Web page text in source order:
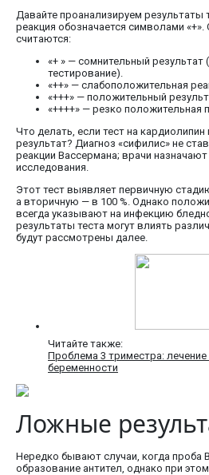
Давайте проанализируем результаты
реакция обозначается символами
считаются:
«+ » — сомнительный
тестирование).
«++» — слабоположительная
«+++» — положительный
«++++» — резко положительная
Что делать, если тест на
результат? Диагноз «сифилис» не
реакции Вассермана; врачи
исследования.
Этот тест выявляет первичную
а вторичную — в 100 %. Однако
всегда указывают на инфекцию
результаты теста могут влиять
будут рассмотрены далее.
Читайте также:
Проблема 3 триместра:
беременности
Ложные
Нередко бывают случаи, когда проба
образование антител, однако при